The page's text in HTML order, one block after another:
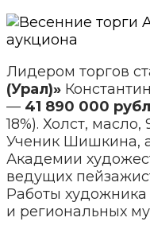
Лидером торгов
(Урал)»
— 41 890 000
18%). Холст, масло,
Ученик Шишкина,
Академии
ведущих
Работы художника
и региональных